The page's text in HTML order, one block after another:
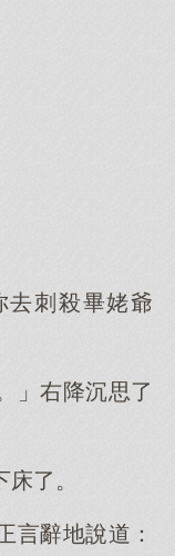
去刺殺畢姥爺
」右降沉思了
了。
言辭地說道：